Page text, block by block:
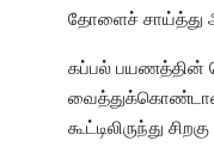
தோளைச் சாய்த்து
கப்பல் பயணத்தின்
வைத்துக்கொண்டான்.
கூட்டிலிருந்து